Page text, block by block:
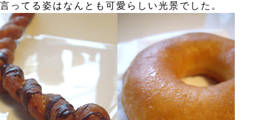
言ってる姿はなんとも可愛らしい光景でした。